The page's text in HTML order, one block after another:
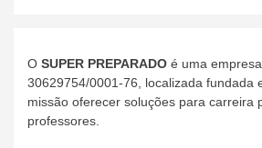
O SUPER PREPARADO é uma
30629754/0001-76, localizada fundada
missão oferecer soluções para carreira
professores.